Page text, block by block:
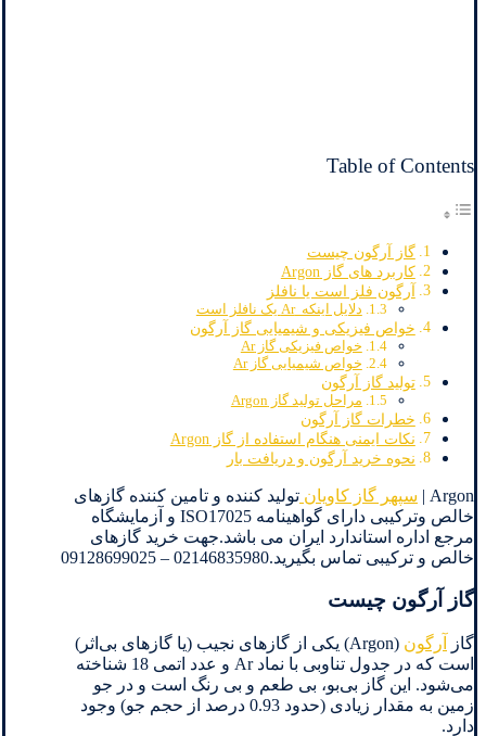
Table of Contents
گاز آرگون چیست
کاربرد های گاز Argon
آرگون فلز است یا نافلز
دلایل اینکه Ar یک نافلز است
خواص فیزیکی و شیمیایی گاز آرگون
خواص فیزیکی گاز Ar
خواص شیمیایی گاز Ar
تولید گاز آرگون
مراحل تولید گاز Argon
خطرات گاز آرگون
نکات ایمنی هنگام استفاده از گاز Argon
نحوه خرید آرگون و دریافت بار
Argon | سپهر گاز کاویان تولید کننده و تامین کننده گازهای
خالص وترکیبی دارای گواهینامه ISO17025 و آزمایشگاه
مرجع اداره استاندارد ایران می باشد.جهت خرید گازهای
خالص و ترکیبی تماس بگیرید.02146835980 – 09128699025
گاز آرگون چیست
گاز آرگون
(Argon) یکی از گازهای نجیب (یا گازهای بی‌اثر)
است که در جدول تناوبی با نماد Ar و عدد اتمی 18 شناخته
می‌شود. این گاز بی‌بو، بی ‌طعم و بی ‌رنگ است و در جو
زمین به مقدار زیادی (حدود 0.93 درصد از حجم جو) وجود
دارد.